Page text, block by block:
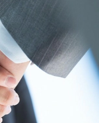
す。医療機器製造
ついて話し合いま